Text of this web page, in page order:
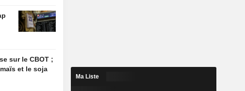
sur le CBOT ;
et le soja
Ma Liste